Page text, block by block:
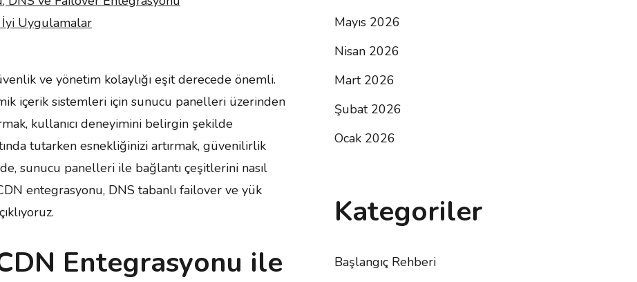
Uygulamalar
ve yönetim kolaylığı eşit derecede önemli.
içerik sistemleri için sunucu panelleri üzerinden
kullanıcı deneyimini belirgin şekilde
tutarken esnekliğinizi artırmak, güvenilirlik
sunucu panelleri ile bağlantı çeşitlerini nasıl
entegrasyonu, DNS tabanlı failover ve yük
Entegrasyonu ile
Mayıs 2026
Nisan 2026
Mart 2026
Şubat 2026
Ocak 2026
Kategoriler
Başlangıç Rehberi